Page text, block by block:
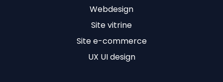
Webdesign
Site vitrine
Site e-commerce
UX UI design